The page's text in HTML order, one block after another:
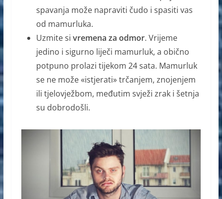
spavanja može napraviti čudo i spasiti vas
od mamurluka.
Uzmite si vremena za odmor. Vrijeme
jedino i sigurno liječi mamurluk, a obično
potpuno prolazi tijekom 24 sata. Mamurluk
se ne može «istjerati» trčanjem, znojenjem
ili tjelovježbom, međutim svježi zrak i šetnja
su dobrodošli.